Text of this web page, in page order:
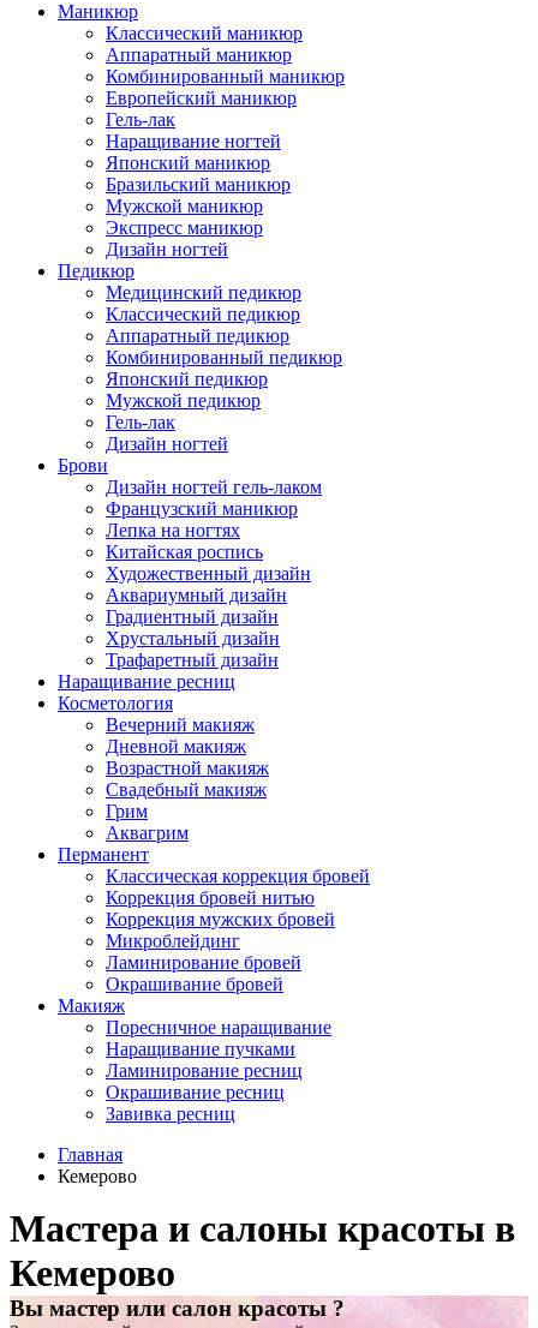
Маникюр
Классический маникюр
Аппаратный маникюр
Комбинированный маникюр
Европейский маникюр
Гель-лак
Наращивание ногтей
Японский маникюр
Бразильский маникюр
Мужской маникюр
Экспресс маникюр
Дизайн ногтей
Педикюр
Медицинский педикюр
Классический педикюр
Аппаратный педикюр
Комбинированный педикюр
Японский педикюр
Мужской педикюр
Гель-лак
Дизайн ногтей
Брови
Дизайн ногтей гель-лаком
Французский маникюр
Лепка на ногтях
Китайская роспись
Художественный дизайн
Аквариумный дизайн
Градиентный дизайн
Хрустальный дизайн
Трафаретный дизайн
Наращивание ресниц
Косметология
Вечерний макияж
Дневной макияж
Возрастной макияж
Свадебный макияж
Грим
Аквагрим
Перманент
Классическая коррекция бровей
Коррекция бровей нитью
Коррекция мужских бровей
Микроблейдинг
Ламинирование бровей
Окрашивание бровей
Макияж
Поресничное наращивание
Наращивание пучками
Ламинирование ресниц
Окрашивание ресниц
Завивка ресниц
Главная
Кемерово
Мастера и салоны красоты в
Кемерово
Вы мастер или салон красоты ?